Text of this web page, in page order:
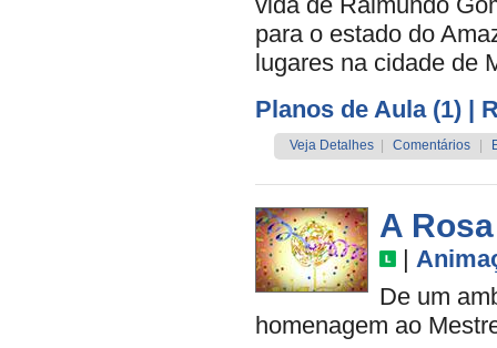
para o estado do
lugares na cidade de
Planos de Aula (1) |
Veja Detalhes Comentários
A Rosa
|
De um
homenagem ao